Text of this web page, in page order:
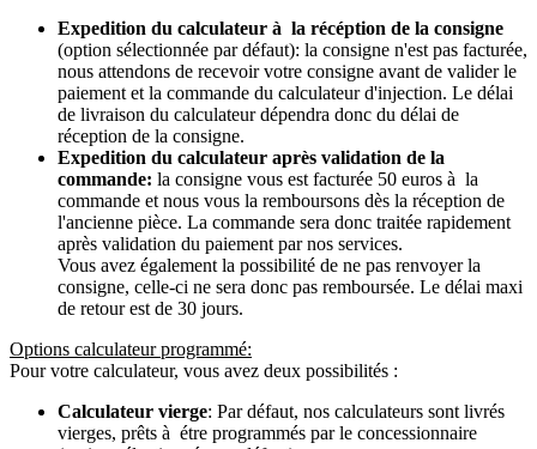
Expedition du calculateur à la récéption de la consigne
(option sélectionnée par défaut): la consigne n'est pas facturée,
nous attendons de recevoir votre consigne avant de valider le
paiement et la commande du calculateur d'injection. Le délai
de livraison du calculateur dépendra donc du délai de
réception de la consigne.
Expedition du calculateur après validation de la
commande: la consigne vous est facturée 50 euros à la
commande et nous vous la remboursons dès la réception de
l'ancienne pièce. La commande sera donc traitée rapidement
après validation du paiement par nos services.
Vous avez également la possibilité de ne pas renvoyer la
consigne, celle-ci ne sera donc pas remboursée. Le délai maxi
de retour est de 30 jours.
Options calculateur programmé:
Pour votre calculateur, vous avez deux possibilités :
Calculateur vierge: Par défaut, nos calculateurs sont livrés
vierges, prêts à étre programmés par le concessionnaire